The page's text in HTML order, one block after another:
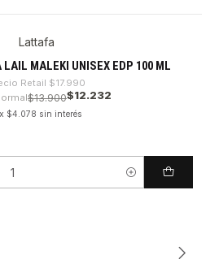
Lattafa
LAIL MALEKI UNISEX EDP 100 ML
Retail $17.990
$13.900$12.232
$4.078 sin interés